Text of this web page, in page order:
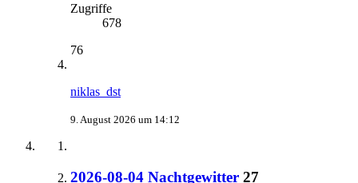
Zugriffe
678
76
niklas_dst
9. August 2026 um 14:12
2026-08-04 Nachtgewitter 27